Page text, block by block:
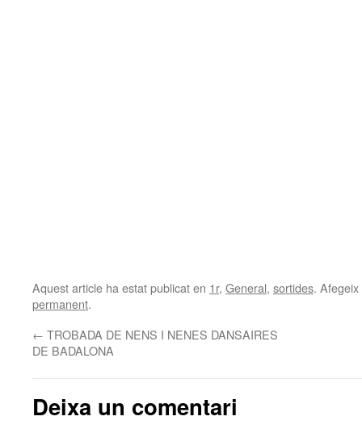
Aquest article ha estat publicat en 1r, General, sortides.
permanent.
← TROBADA DE NENS I NENES DANSAIRES
DE BADALONA
Deixa un comentari